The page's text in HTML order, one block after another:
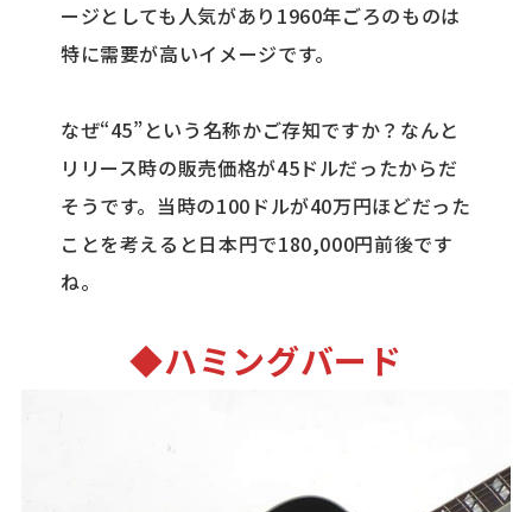
ージとしても人気があり1960年ごろのものは
特に需要が高いイメージです。
なぜ“45”という名称かご存知ですか？なんと
リリース時の販売価格が45ドルだったからだ
そうです。当時の100ドルが40万円ほどだった
ことを考えると日本円で180,000円前後です
ね。
◆ハミングバード